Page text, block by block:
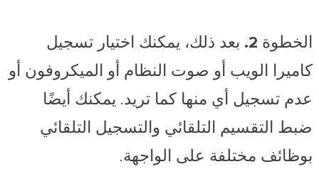
الخطوة 2.
بعد ذلك، يمكنك اختيار تسجيل
كاميرا الويب أو صوت النظام أو الميكروفون أو
عدم تسجيل أي منها كما تريد. يمكنك أيضًا
ضبط التقسيم التلقائي والتسجيل التلقائي
بوظائف مختلفة على الواجهة.